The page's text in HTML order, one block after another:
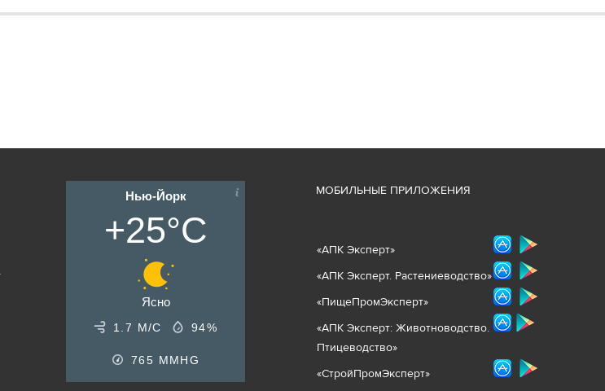
Нью-Йорк
+25°C
Ясно
1.7 М/С 94%
765 MMHG
МОБИЛЬНЫЕ ПРИЛОЖЕНИЯ
«АПК Эксперт»
«АПК Эксперт. Растениеводство»
«ПищеПромЭксперт»
«АПК Эксперт: Животноводство.
Птицеводство»
«СтройПромЭксперт»